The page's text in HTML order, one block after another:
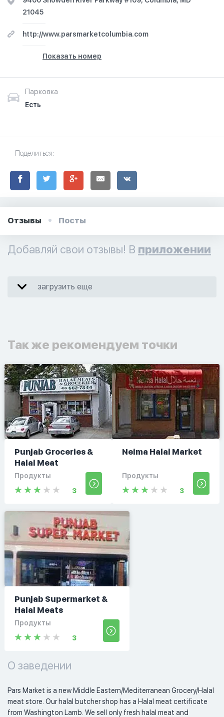
21045
http://www.parsmarketcolumbia.com
Показать номер
Парковка
Есть
Поделиться:
Отзывы Посты
Добавляй свои отзывы! В приложении
загрузить еще
Так же рекомендуем точки
Punjab Groceries &
Halal Meat
Продукты
3
Neima Halal Market
Продукты
3
Punjab Supermarket &
Halal Meats
Продукты
3
О заведении
Pars Market is a new Middle Eastern/Mediterranean Grocery/Halal
meat store. Our halal butcher shop has a Halal meat certificate
from Washington Lamb. We sell only fresh halal meat and